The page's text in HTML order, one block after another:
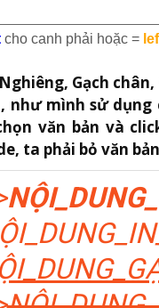
cho canh phải hoặc =
Gạch
như mình sử
văn bản và
ta phải bỏ văn